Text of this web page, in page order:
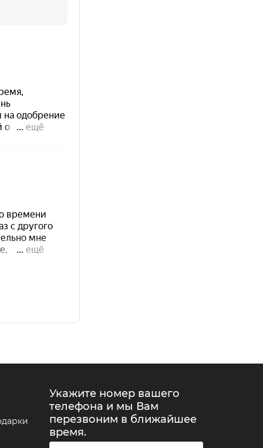
Укажите номер вашего
телефона и мы Вам
перезвоним в ближайшее
время.